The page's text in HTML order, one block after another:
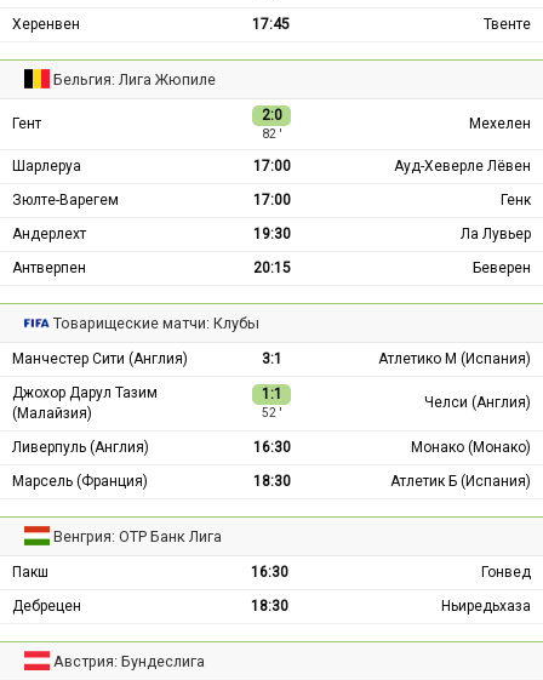
Херенвен 17:45 Твенте
Бельгия: Лига Жюпиле
Гент 2:0
82 ′
Мехелен
Шарлеруа 17:00
Ауд-Хеверле Лёвен
Зюлте-Варегем
17:00
Генк
Андерлехт
19:30
Ла Лувьер
Антверпен
20:15 Беверен
Товарищеские матчи: Клубы
Манчестер Сити (Англия) 3:1
Атлетико М (Испания)
Джохор Дарул Тазим
(Малайзия)
1:1
52 ′
Челси (Англия)
Ливерпуль (Англия) 16:30
Монако (Монако)
Марсель (Франция)
18:30 Атлетик Б (Испания)
Венгрия: ОТР Банк Лига
Пакш 16:30
Гонвед
Дебрецен
18:30 Ньиредьхаза
Австрия: Бундеслига